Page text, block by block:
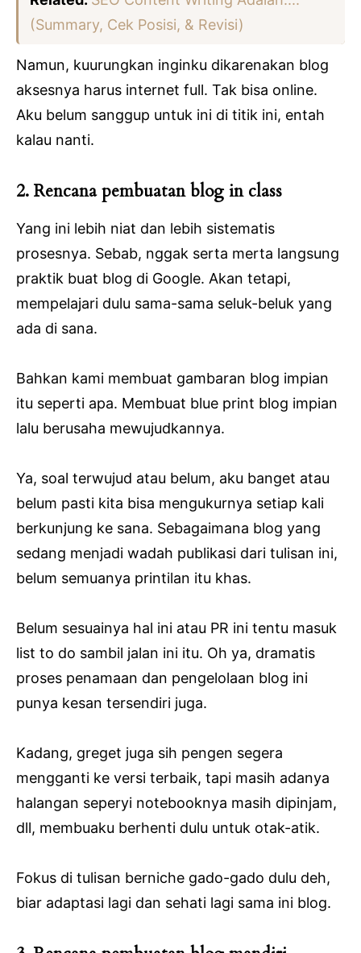
(Summary, Cek Posisi, & Revisi)
Namun, kuurungkan inginku dikarenakan blog
aksesnya harus internet full. Tak bisa online.
Aku belum sanggup untuk ini di titik ini, entah
kalau nanti.
2. Rencana pembuatan blog in class
Yang ini lebih niat dan lebih sistematis
prosesnya. Sebab, nggak serta merta langsung
praktik buat blog di Google. Akan tetapi,
mempelajari dulu sama-sama seluk-beluk yang
ada di sana.
Bahkan kami membuat gambaran blog impian
itu seperti apa. Membuat blue print blog impian
lalu berusaha mewujudkannya.
Ya, soal terwujud atau belum, aku banget atau
belum pasti kita bisa mengukurnya setiap kali
berkunjung ke sana. Sebagaimana blog yang
sedang menjadi wadah publikasi dari tulisan ini,
belum semuanya printilan itu khas.
Belum sesuainya hal ini atau PR ini tentu masuk
list to do sambil jalan ini itu. Oh ya, dramatis
proses penamaan dan pengelolaan blog ini
punya kesan tersendiri juga.
Kadang, greget juga sih pengen segera
mengganti ke versi terbaik, tapi masih adanya
halangan seperyi notebooknya masih dipinjam,
dll, membuaku berhenti dulu untuk otak-atik.
Fokus di tulisan berniche gado-gado dulu deh,
biar adaptasi lagi dan sehati lagi sama ini blog.